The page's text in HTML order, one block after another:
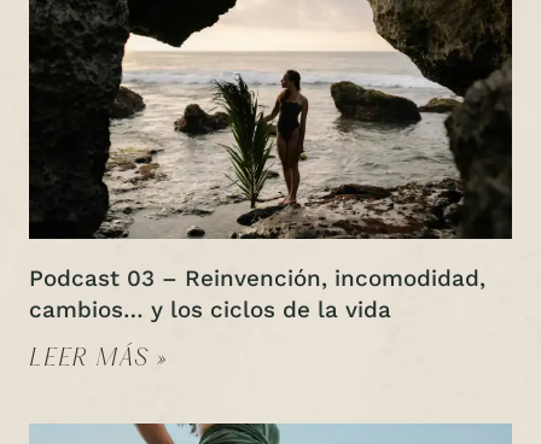
Podcast 03 – Reinvención, incomodidad,
cambios… y los ciclos de la vida
LEER MÁS »